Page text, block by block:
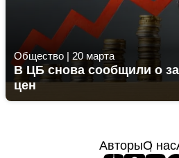
Общество | 20 марта
В ЦБ снова сообщили о
цен
АвторыО нас